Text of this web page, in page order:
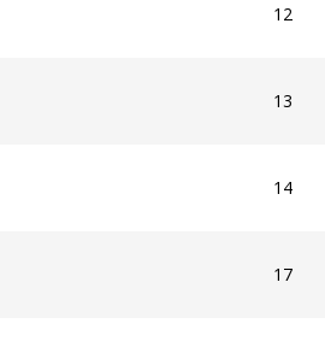
12
13
14
17